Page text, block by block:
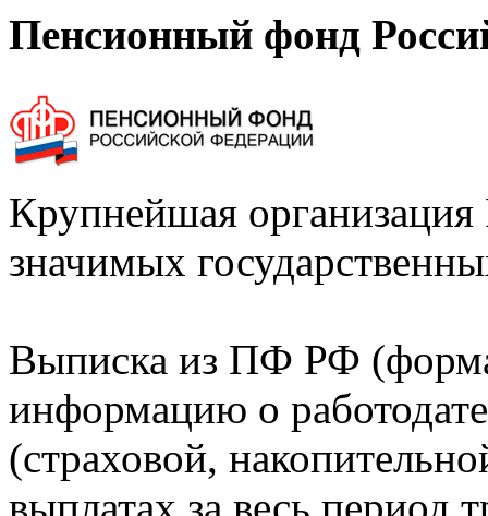
Пенсионный фонд
Крупнейшая
значимых
Выписка из ПФ РФ
информацию о
(страховой,
выплатах за весь период